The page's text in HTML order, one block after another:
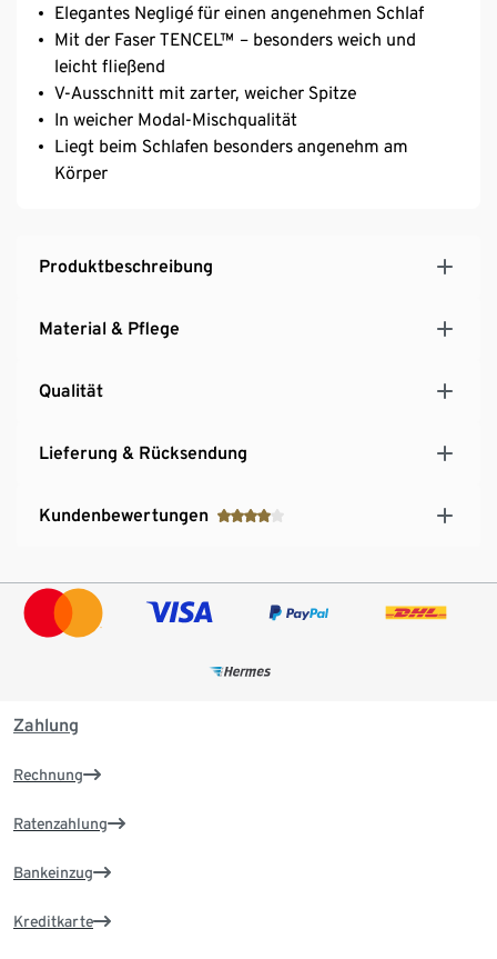
Elegantes Negligé für einen angenehmen Schlaf
Mit der Faser TENCEL™ – besonders weich und
leicht fließend
V-Ausschnitt mit zarter, weicher Spitze
In weicher Modal-Mischqualität
Liegt beim Schlafen besonders angenehm am
Körper
Produktbeschreibung
Material & Pflege
Qualität
Lieferung & Rücksendung
Kundenbewertungen
Zahlung
Rechnung
Ratenzahlung
Bankeinzug
Kreditkarte